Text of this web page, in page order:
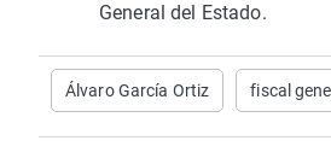
General del Estado.
Álvaro García Ortiz fiscal